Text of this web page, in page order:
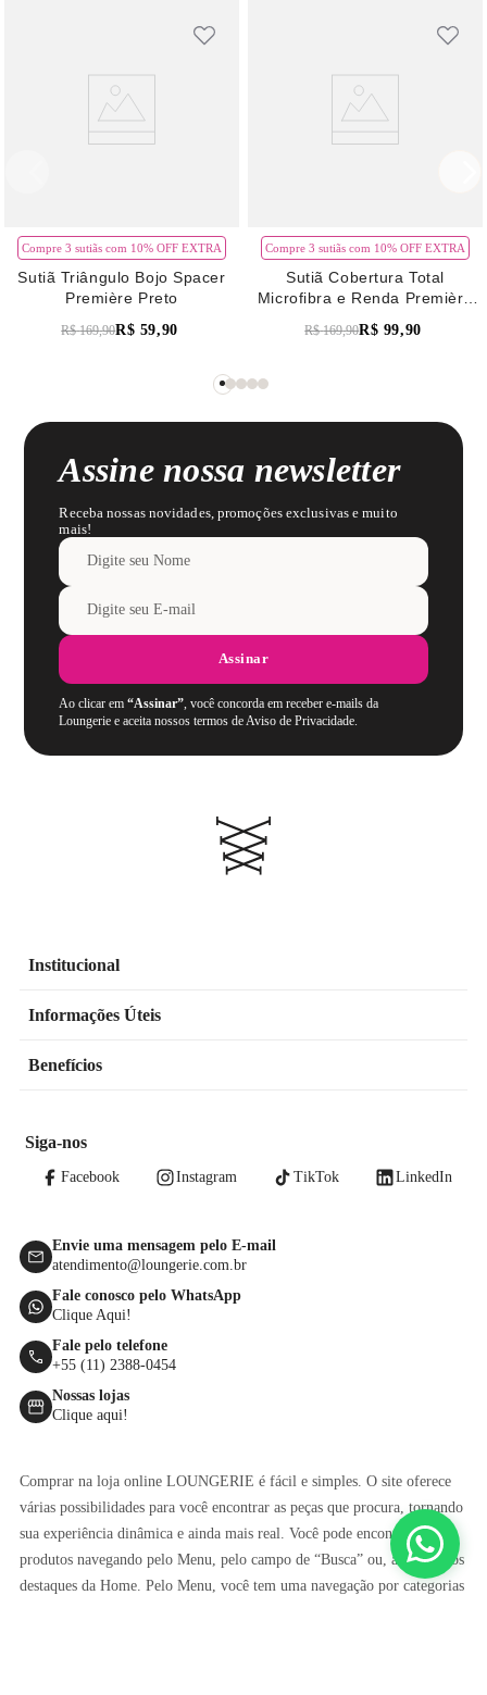
Compre 3 sutiãs com 10% OFF EXTRA
Sutiã Triângulo Bojo Spacer
Première Preto
R$ 169,90R$ 59,90
Compre 3 sutiãs com 10% OFF EXTRA
Sutiã Cobertura Total
Microfibra e Renda Première
R$ 169,90R$ 99,90
Assine nossa newsletter
Receba nossas novidades, promoções exclusivas e muito
mais!
Assinar
Ao clicar em“Assinar” , você concorda em receber e-mails da
Loungerie e aceita nossos termos de Aviso de Privacidade.
Institucional
Informações Úteis
Benefícios
Siga-nos
Facebook Instagram TikTok LinkedIn
Envie uma mensagem pelo E-mail
atendimento@loungerie.com.br
Fale conosco pelo WhatsApp
Clique Aqui!
Fale pelo telefone
+55 (11) 2388-0454
Nossas lojas
Clique aqui!
Comprar na loja online LOUNGERIE é fácil e simples. O site oferece
várias possibilidades para você encontrar as peças que procura, tornando
sua experiência dinâmica e ainda mais real. Você pode encontrar os
produtos navegando pelo Menu, pelo campo de “Busca” ou, ainda, pelos
destaques da Home. Pelo Menu, você tem uma navegação por categorias